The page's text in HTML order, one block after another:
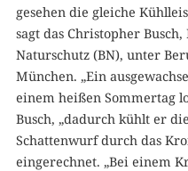
gesehen die gleiche
sagt das Christopher
Naturschutz (BN), unter
München. „Ein
einem heißen Sommertag
Busch, „dadurch kühlt er
Schattenwurf durch das
eingerechnet. „Bei einem